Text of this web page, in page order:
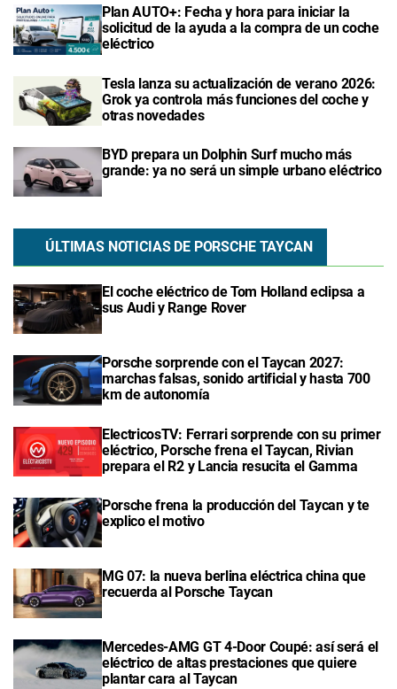
Plan AUTO+: Fecha y hora para iniciar la
solicitud de la ayuda a la compra de un coche
eléctrico
Tesla lanza su actualización de verano 2026:
Grok ya controla más funciones del coche y
otras novedades
BYD prepara un Dolphin Surf mucho más
grande: ya no será un simple urbano eléctrico
ÚLTIMAS NOTICIAS DE PORSCHE TAYCAN
El coche eléctrico de Tom Holland eclipsa a
sus Audi y Range Rover
Porsche sorprende con el Taycan 2027:
marchas falsas, sonido artificial y hasta 700
km de autonomía
ElectricosTV: Ferrari sorprende con su primer
eléctrico, Porsche frena el Taycan, Rivian
prepara el R2 y Lancia resucita el Gamma
Porsche frena la producción del Taycan y te
explico el motivo
MG 07: la nueva berlina eléctrica china que
recuerda al Porsche Taycan
Mercedes-AMG GT 4-Door Coupé: así será el
eléctrico de altas prestaciones que quiere
plantar cara al Taycan